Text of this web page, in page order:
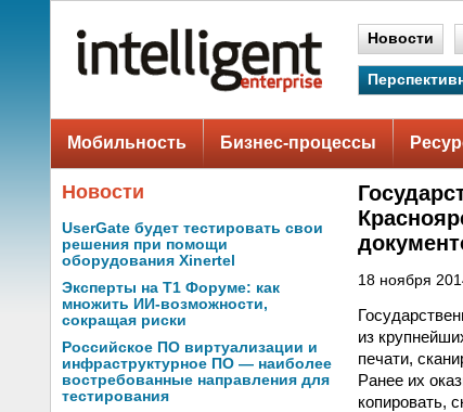
Новости
Мобильность Бизнес-процессы
Новости
UserGate будет тестировать свои
решения при помощи
оборудования Xinertel
Эксперты на Т1 Форуме: как
множить ИИ-возможности,
сокращая риски
Российское ПО виртуализации и
инфраструктурное ПО — наиболее
востребованные направления для
тестирования
18 ноября
из
печати,
Ранее их
копировать,